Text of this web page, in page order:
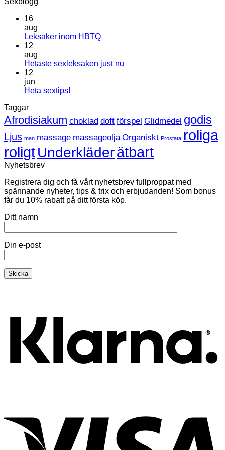
16
aug
Leksaker inom HBTQInga
Leksaker
12
aug
Hetaste sexleksaken just nu
12
jun
Heta sextips!
Heta
sextips!
Taggar
Afrodisiakum choklad doft förspel Glidmedel godis
Ljus man massage massageolja Organiskt Prostata roliga
roligtUnderkläderätbart
Nyhetsbrev
Registrera dig och få vårt nyhetsbrev fullproppat med
spännande nyheter, tips & trix och erbjudanden! Som bonus
får du 10% rabatt på ditt första köp.
Ditt namn
Din e-post